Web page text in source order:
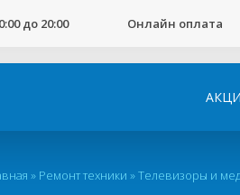
до 20:00 Онлайн оплата
» Ремонт техники »Телевизоры и